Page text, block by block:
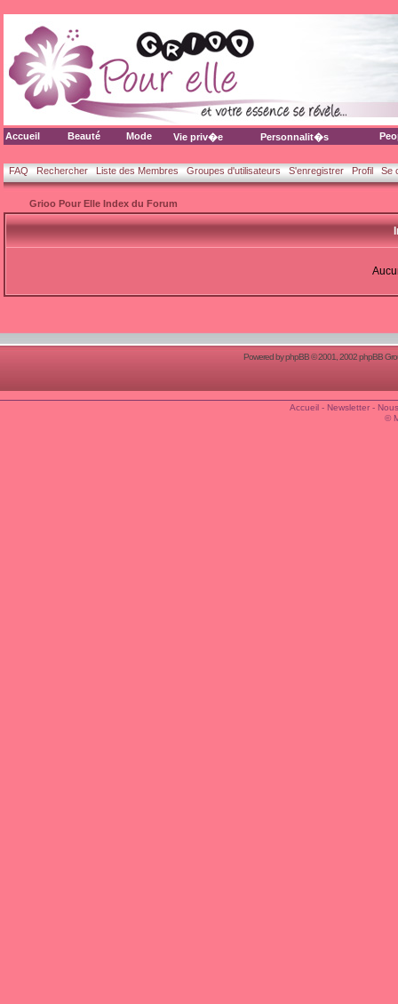
Accueil Beauté Mode Vie priv�e Personnalit�s
FAQ Rechercher Liste des Membres Groupes d'utilisateurs S'enregistrer Profil Se
Grioo Pour Elle Index du Forum
Powered byphpBB© 2001, 2002 phpBB
Accueil- Newsletter-
©